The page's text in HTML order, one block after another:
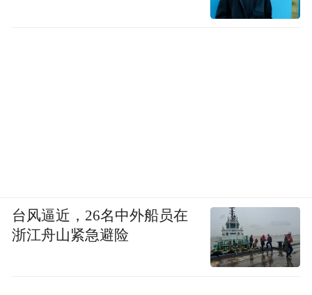
台风逼近，26名中外船员在
浙江舟山紧急避险